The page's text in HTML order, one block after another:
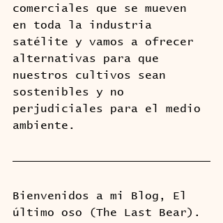
comerciales que se mueven
en toda la industria
satélite y vamos a ofrecer
alternativas para que
nuestros cultivos sean
sostenibles y no
perjudiciales para el medio
ambiente.
Bienvenidos a mi Blog, El
último oso (The Last Bear).